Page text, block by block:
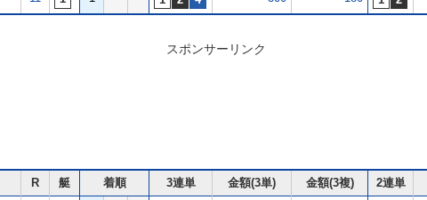
スポンサーリンク
R 艇 着順 3連単 金額(3単) 金額(3複) 2連単